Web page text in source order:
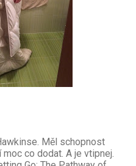
Měl schopnost
co dodat. A je vtipnej.